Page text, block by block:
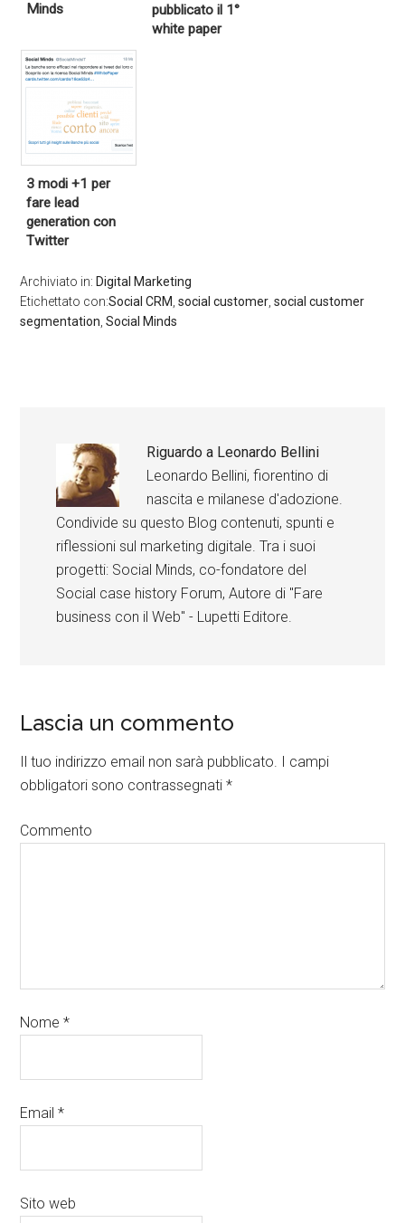
Minds
pubblicato il 1°
white paper
3 modi +1 per
fare lead
generation con
Twitter
Archiviato in: Digital Marketing
Etichettato con:Social CRM ,social customer ,social customer
segmentation ,Social Minds
Riguardo a Leonardo Bellini
Leonardo Bellini, fiorentino di
nascita e milanese d'adozione.
Condivide su questo Blog contenuti, spunti e
riflessioni sul marketing digitale. Tra i suoi
progetti: Social Minds, co-fondatore del
Social case history Forum, Autore di "Fare
business con il Web" - Lupetti Editore.
Lascia un commento
Il tuo indirizzo email non sarà pubblicato. I campi
obbligatori sono contrassegnati*
Commento
Nome*
Email*
Sito web